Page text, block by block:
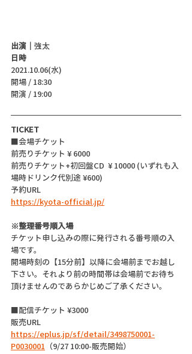
出演｜ 強太
日時
2021.10.06(水)
開場 / 18:30
開演 / 19:00
TICKET
■会場チケット
前売りチケット ¥ 6000
前売りチケット+初回盤CD  ¥ 10000 (いずれも入
場時ドリンク代別途 ¥600)
予約URL
https://kyota-official.jp/
※整理番号順入場
チケット申し込みの際に発行される番号順の入
場です。
開場時刻の【15分前】以降に会場前までお越し
下さい。それより前の時間帯は会場前でお待ち
頂けませんのであらかじめご了承ください。
■配信チケット ¥3000
販売URL
https://eplus.jp/sf/detail/3498750001-
P0030001 （9/27 10:00-販売開始）